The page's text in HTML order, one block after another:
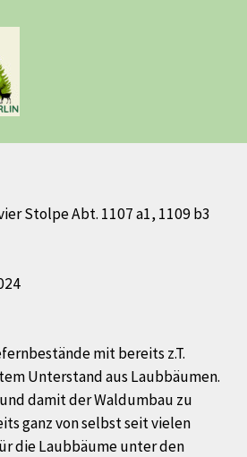
Stolpe Abt. 1107 a1, 1109 b3
mit bereits z.T.
Unterstand aus Laubbäumen.
damit der Waldumbau zu
ganz von selbst seit vielen
die Laubbäume unter den